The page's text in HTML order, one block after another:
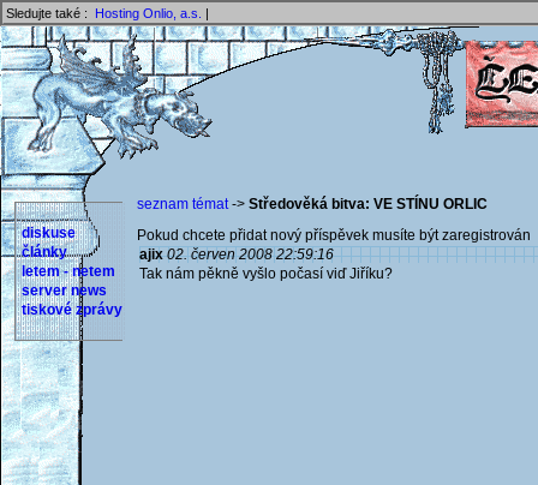
Sledujte také : Hosting Onlio, a.s. |
diskuse
články
letem - netem
server news
tiskové zprávy
seznam témat-> Středověká bitva: VE STÍNU ORLIC
Pokud chcete přidat nový příspěvek musíte být
ajix 02. červen 2008 22:59:16
Tak nám pěkně vyšlo počasí viď Jiříku?